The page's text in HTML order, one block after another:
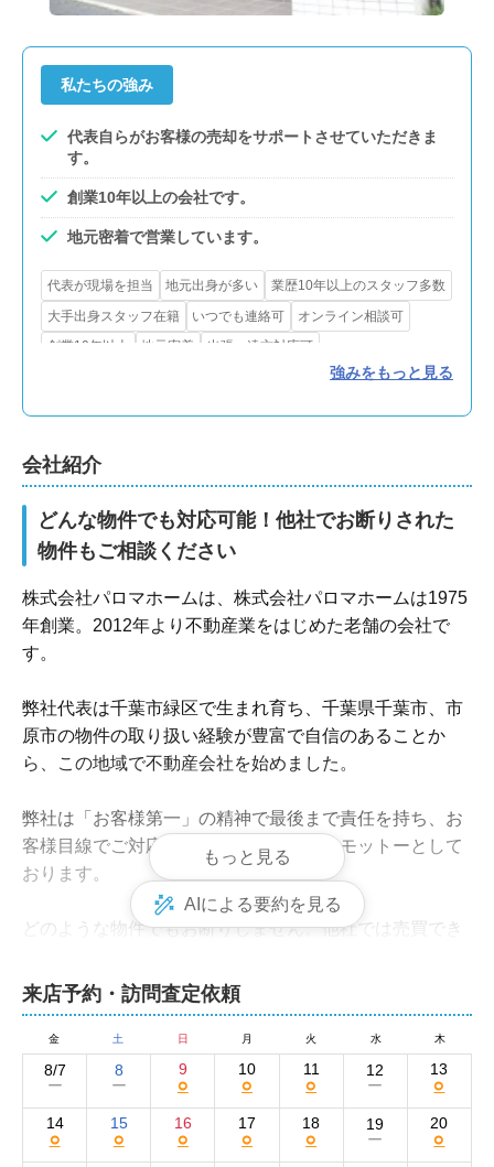
私たちの強み
代表自らがお客様の売却をサポートさせていただきま
す。
創業10年以上の会社です。
地元密着で営業しています。
代表が現場を担当 地元出身が多い
業歴10年以上のスタッフ多数
大手出身スタッフ在籍
いつでも連絡可
オンライン相談可
創業10年以上
地元密着
出張・遠方対応可
不用品処分サービスあり強みをもっと見る
来店予約・訪問査定依頼
金 土 日 月 火 水 木
8/7
ー
8
ー
9
○
10
○
11
○
12
ー
13
○
14
○
15
○
16
○
17
○
18
○
19
ー
20
○
会社紹介
どんな物件でも対応可能！他社でお断りされた
物件もご相談ください
株式会社パロマホームは、株式会社パロマホームは1975
年創業。2012年より不動産業をはじめた老舗の会社で
す。
弊社代表は千葉市緑区で生まれ育ち、千葉県千葉市、市
原市の物件の取り扱い経験が豊富で自信のあることか
ら、この地域で不動産会社を始めました。
弊社は「お客様第一」の精神で最後まで責任を持ち、お
客様目線でご対応させていただくことをモットーとして
おります。
どのような物件でもお断りしません。他社では売買でき
約へとつなげた実績もございます。
代表自らも現場を担当している点が弊社の強みです。親
身になって誠意ある対応をさせていただきますので、ど
のようなことでもお気軽にご相談ください。
株式会社パロマホームの集客方法と売却活動の
強み
もっと見る
AIによる要約を見る